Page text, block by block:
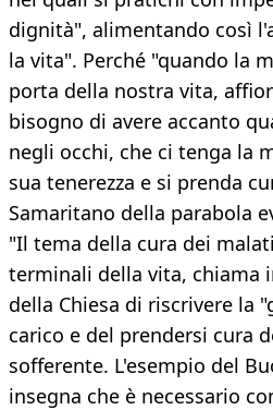
dignità", alimentando così
la vita". Perché "quando la
porta della nostra vita,
bisogno di avere accanto
negli occhi, che ci tenga la
sua tenerezza e si prenda
Samaritano della parabola
"Il tema della cura dei
terminali della vita, chiama
della Chiesa di riscrivere la
carico e del prendersi cura
sofferente. L'esempio del
insegna che è necessario